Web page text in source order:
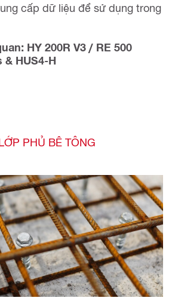
cấp dữ liệu để sử dụng trong
HY 200R V3 / RE 500
& HUS4-H
PHỦ BÊ TÔNG